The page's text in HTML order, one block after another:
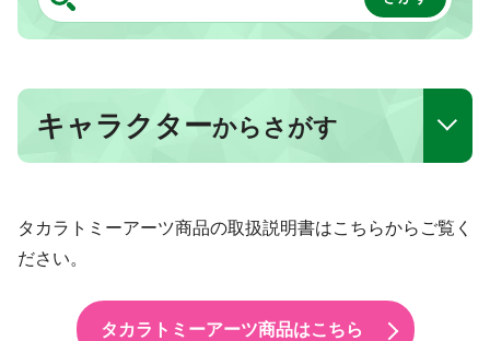
キャラクターからさがす
タカラトミーアーツ商品の取扱説明書はこちらからご覧く
ださい。
タカラトミーアーツ商品はこちら